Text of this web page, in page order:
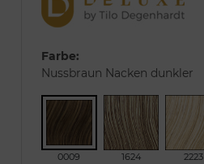
Farbe:
Nussbraun Nacken dunkler
0009 1624 2223